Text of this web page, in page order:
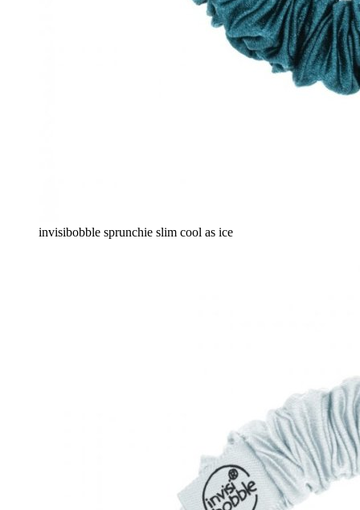
invisibobble sprunchie slim cool as ice